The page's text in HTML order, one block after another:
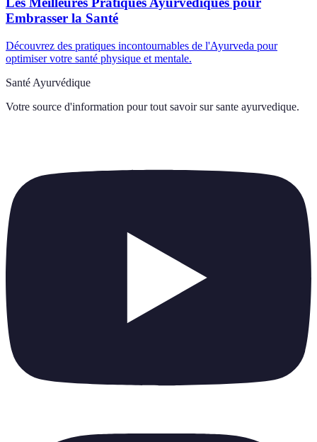
Embrasser la Santé
Découvrez des pratiques incontournables de l'Ayurveda pour
optimiser votre santé physique et mentale.
Santé Ayurvédique
Votre source d'information pour tout savoir sur sante ayurvedique.